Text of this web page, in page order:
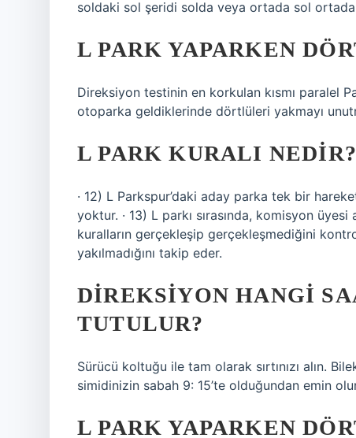
soldaki sol şeridi solda veya ortada sol ortada
L PARK YAPARKEN
Direksiyon testinin en korkulan kısmı paralel
otoparka geldiklerinde dörtlüleri yakmayı
L PARK KURALI NEDIR?
· 12) L Parkspur’daki aday parka tek bir
yoktur. · 13) L parkı sırasında, komisyon
kuralların gerçekleşip gerçekleşmediğini
yakılmadığını takip eder.
DIREKSIYON HANGI
TUTULUR?
Sürücü koltuğu ile tam olarak sırtınızı alın.
simidinizin sabah 9: 15’te olduğundan emin
L PARK YAPARKEN